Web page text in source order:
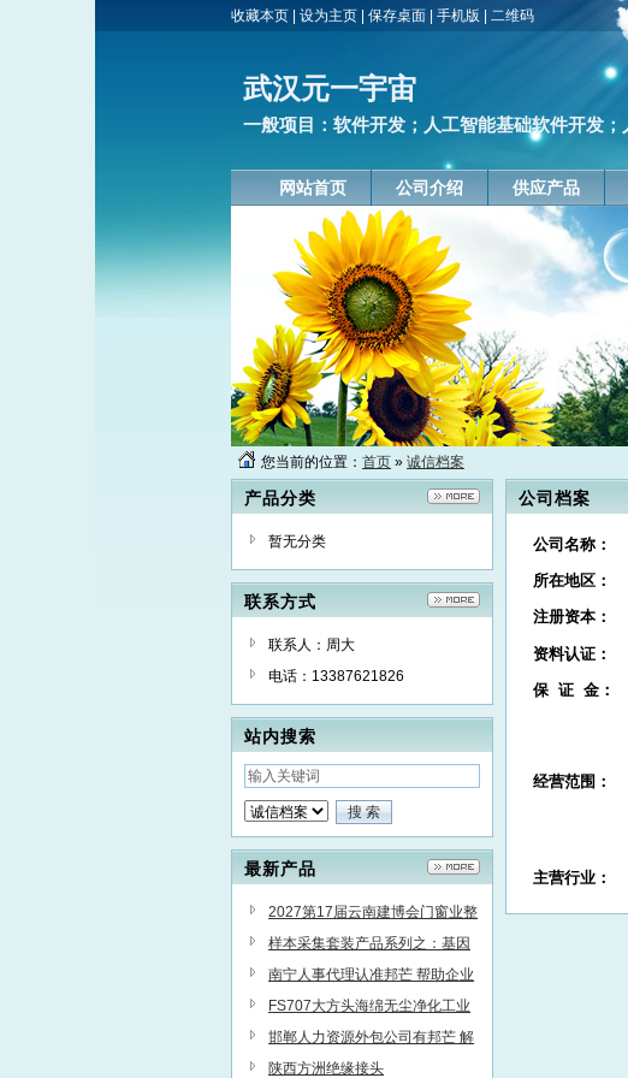
收藏本页 设为主页 保存桌面 手机版 二维码
武汉元一宇宙
一般项目：软件开发；人工智能基础软件开发
网站首页 公司介绍 供应产品
您当前的位置： 首页 » 诚信档案
产品分类
暂无分类
联系方式
联系人：周大
电话：13387621826
站内搜索
最新产品
2027第17届云南建博会门窗业整
装定制智能家居卫浴建材展会
样本采集套装产品系列之：基因
采样套装介绍说明！
南宁人事代理认准邦芒 帮助企业
提高管理效能
FS707大方头海绵无尘净化工业
棉签清洁擦拭棒
邯郸人力资源外包公司有邦芒 解
决人力资源管理中的复杂问题
陕西方洲绝缘接头
公司档案
公司名称：
所在地区：
注册资本：
资料认证：
保 证 金：
经营范围：
主营行业：